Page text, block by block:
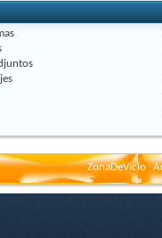
ZonaDeVicio